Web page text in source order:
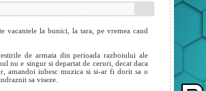
vacantele la bunici, la tara, pe vremea cand
de armata din perioada razboiului ale
nu e singur si departat de ceruri, decat daca
amandoi iubesc muzica si si-ar fi dorit sa o
sa viseze.